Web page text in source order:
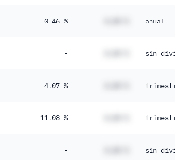
0,46 % anual
- sin
4,07 %
11,08 %
- sin